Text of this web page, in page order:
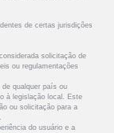
de certas jurisdições
solicitação de
ou regulamentações
qualquer país ou
à legislação local. Este
ou solicitação para a
do usuário e a